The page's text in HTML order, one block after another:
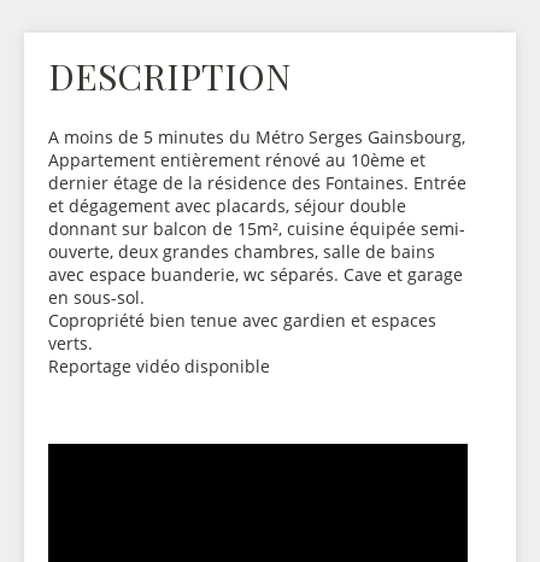
DESCRIPTION
A moins de 5 minutes du Métro Serges Gainsbourg,
Appartement entièrement rénové au 10ème et
dernier étage de la résidence des Fontaines. Entrée
et dégagement avec placards, séjour double
donnant sur balcon de 15m², cuisine équipée semi-
ouverte, deux grandes chambres, salle de bains
avec espace buanderie, wc séparés. Cave et garage
en sous-sol.
Copropriété bien tenue avec gardien et espaces
verts.
Reportage vidéo disponible